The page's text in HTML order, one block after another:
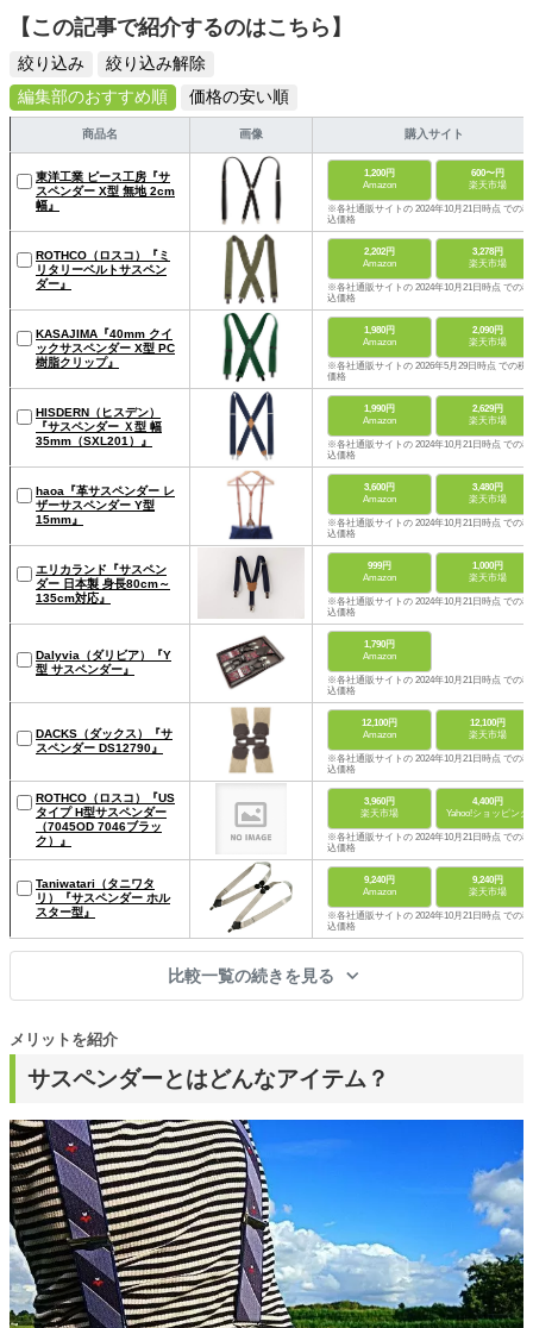
【この記事で紹介するのはこちら】
絞り込み
絞り込み解除
編集部のおすすめ順
価格の安い順
商品名 画像 購入サイト
東洋工業 ピース工房『サ
スペンダー X型 無地 2cm
幅』
1,200円
Amazon
600〜円
楽天市場
※各社通販サイトの 2024年10月21日時点 での税
込価格
ROTHCO（ロスコ）『ミ
リタリーベルトサスペン
ダー』
2,202円
Amazon
3,278円
楽天市場
※各社通販サイトの 2024年10月21日時点 での税
込価格
KASAJIMA『40mm クイ
ックサスペンダー X型 PC
樹脂クリップ』
1,980円
Amazon
2,090円
楽天市場
※各社通販サイトの 2026年5月29日時点 での税
価格
HISDERN（ヒスデン）
『サスペンダー Ｘ型 幅
35mm（SXL201）』
1,990円
Amazon
2,629円
楽天市場
※各社通販サイトの 2024年10月21日時点 での税
込価格
haoa『革サスペンダー レ
ザーサスペンダー Y型
15mm』
3,600円
Amazon
3,480円
楽天市場
※各社通販サイトの 2024年10月21日時点 での税
込価格
エリカランド『サスペン
ダー 日本製 身長80cm～
135cm対応』
999円
Amazon
1,000円
楽天市場
※各社通販サイトの 2024年10月21日時点 での税
込価格
Dalyvia（ダリビア）『Y
型 サスペンダー』
1,790円
Amazon
※各社通販サイトの 2024年10月21日時点 での税
込価格
DACKS（ダックス）『サ
スペンダー DS12790』
12,100円
Amazon
12,100円
楽天市場
※各社通販サイトの 2024年10月21日時点 での税
込価格
ROTHCO（ロスコ）『US
タイプ H型サスペンダー
（7045OD 7046ブラッ
ク）』
3,960円
楽天市場
4,400円
Yahoo!ショッピング
※各社通販サイトの 2024年10月21日時点 での税
込価格
Taniwatari（タニワタ
リ）『サスペンダー ホル
スター型』
9,240円
Amazon
9,240円
楽天市場
※各社通販サイトの 2024年10月21日時点 での税
込価格
比較一覧の続きを見る
サスペンダーとはどんなアイテム？
メリットを紹介